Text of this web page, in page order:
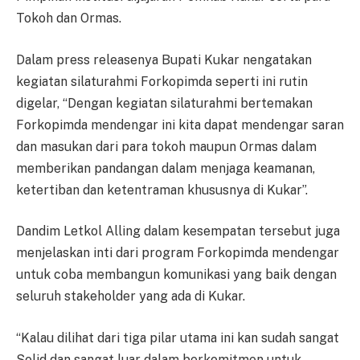
Tokoh dan Ormas.
Dalam press releasenya Bupati Kukar nengatakan
kegiatan silaturahmi Forkopimda seperti ini rutin
digelar, “Dengan kegiatan silaturahmi bertemakan
Forkopimda mendengar ini kita dapat mendengar saran
dan masukan dari para tokoh maupun Ormas dalam
memberikan pandangan dalam menjaga keamanan,
ketertiban dan ketentraman khususnya di Kukar”.
Dandim Letkol Alling dalam kesempatan tersebut juga
menjelaskan inti dari program Forkopimda mendengar
untuk coba membangun komunikasi yang baik dengan
seluruh stakeholder yang ada di Kukar.
“Kalau dilihat dari tiga pilar utama ini kan sudah sangat